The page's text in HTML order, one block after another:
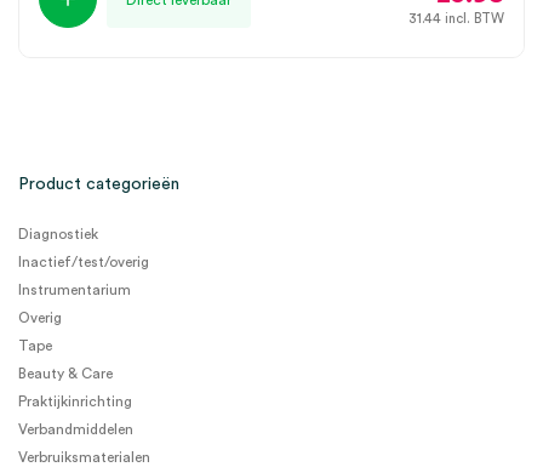
31.44 incl. BTW
Product categorieën
Diagnostiek
Inactief/test/overig
Instrumentarium
Overig
Tape
Beauty & Care
Praktijkinrichting
Verbandmiddelen
Verbruiksmaterialen